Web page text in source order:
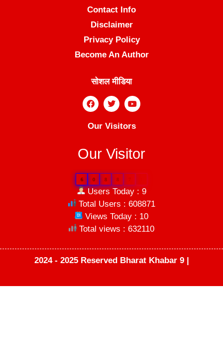
Contact Info
Disclaimer
Privacy Policy
Become An Author
सोशल मीडिया
Our Visitors
Our Visitor
6 0 8 8 7
Users Today : 9
Total Users : 608871
Views Today : 10
Total views : 632110
2024 - 2025 Reserved Bharat Khabar 9 |